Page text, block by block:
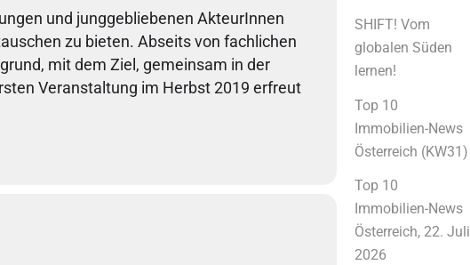
und junggebliebenen AkteurInnen
zu bieten. Abseits von fachlichen
mit dem Ziel, gemeinsam in der
Veranstaltung im Herbst 2019 erfreut
SHIFT! Vom
globalen Süden
lernen!
Top 10
Immobilien-News
Österreich (KW31)
Top 10
Immobilien-News
Österreich, 22. Juli
2026